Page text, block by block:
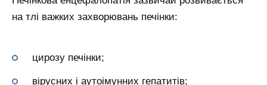
на тлі важких захворювань печінки:
цирозу печінки;
вірусних і аутоімунних гепатитів;